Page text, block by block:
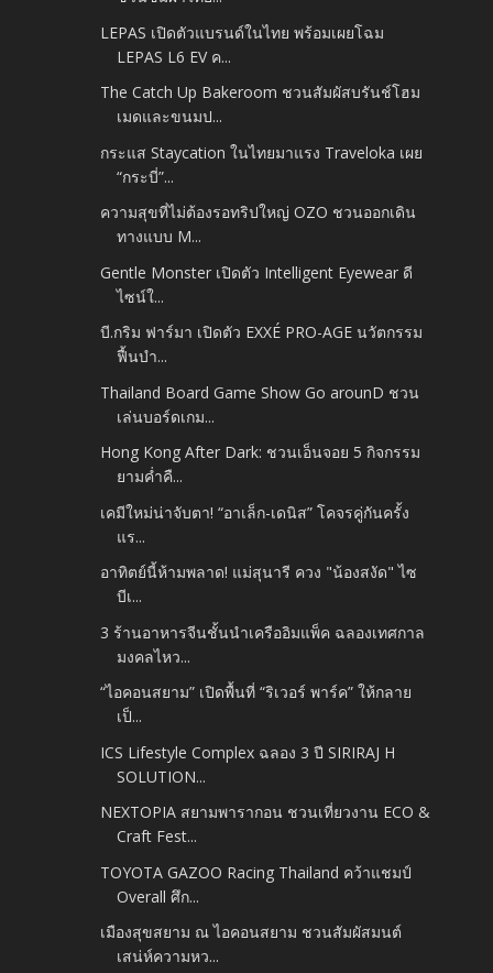
LEPAS เปิดตัวแบรนด์ในไทย พร้อมเผยโฉม
LEPAS L6 EV ค...
The Catch Up Bakeroom ชวนสัมผัสบรันช์โฮม
เมดและขนมป...
กระแส Staycation ในไทยมาแรง Traveloka เผย
“กระบี่”...
ความสุขที่ไม่ต้องรอทริปใหญ่ OZO ชวนออกเดิน
ทางแบบ M...
Gentle Monster เปิดตัว Intelligent Eyewear ดี
ไซน์ใ...
บี.กริม ฟาร์มา เปิดตัว EXXÉ PRO-AGE นวัตกรรม
ฟื้นบำ...
Thailand Board Game Show Go arounD ชวน
เล่นบอร์ดเกม...
Hong Kong After Dark: ชวนเอ็นจอย 5 กิจกรรม
ยามค่ำคื...
เคมีใหม่น่าจับตา! “อาเล็ก-เดนิส” โคจรคู่กันครั้ง
แร...
อาทิตย์นี้ห้ามพลาด! แม่สุนารี ควง "น้องสงัด" ไซ
บีเ...
3 ร้านอาหารจีนชั้นนำเครืออิมแพ็ค ฉลองเทศกาล
มงคลไหว...
“ไอคอนสยาม” เปิดพื้นที่ “ริเวอร์ พาร์ค” ให้กลาย
เป็...
ICS Lifestyle Complex ฉลอง 3 ปี SIRIRAJ H
SOLUTION...
NEXTOPIA สยามพารากอน ชวนเที่ยวงาน ECO &
Craft Fest...
TOYOTA GAZOO Racing Thailand คว้าแชมป์
Overall ศึก...
เมืองสุขสยาม ณ ไอคอนสยาม ชวนสัมผัสมนต์
เสน่ห์ความหว...